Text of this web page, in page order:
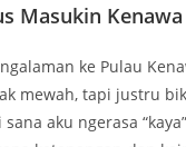
selama ini liburan
coba deh sekali-
akan lihat sisi lain
ini ketutup sama